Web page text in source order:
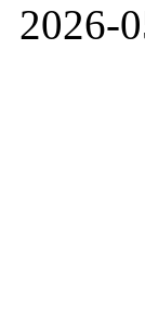
2026-